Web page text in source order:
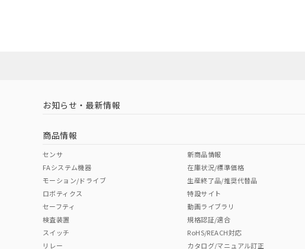
ダウ
中国 RoHS 注意事項・凡例
中国 RoHS表
Pb Hg Cr(VI)
お知らせ・最新情報
商品情報
センサ
FAシステム機器
モーション/ドライブ
ロボティクス
セーフティ
検査装置
スイッチ
リレー
新商品情報
在庫状況/標準価格
生産終了品/推奨代替品
特設サイト
動画ライブラリ
規格認証/適合
RoHS/REACH対応
カタログ/マニュアル訂正